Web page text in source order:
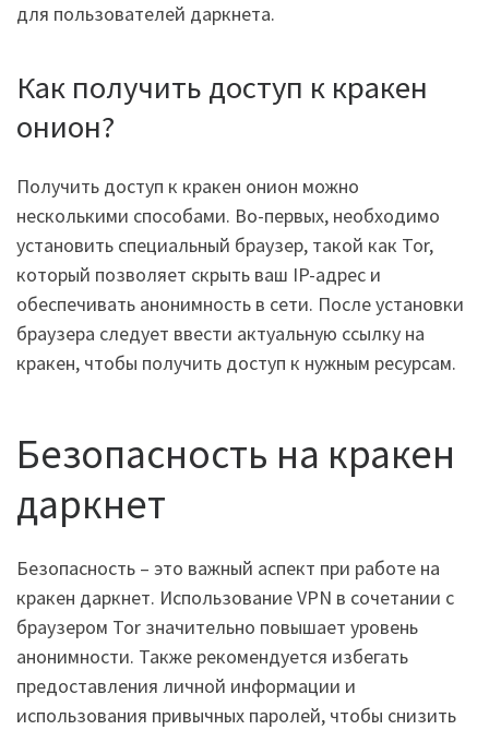
для пользователей даркнета.
Как получить доступ к кракен
онион?
Получить доступ к кракен онион можно
несколькими способами. Во-первых, необходимо
установить специальный браузер, такой как Tor,
который позволяет скрыть ваш IP-адрес и
обеспечивать анонимность в сети. После установки
браузера следует ввести актуальную ссылку на
кракен, чтобы получить доступ к нужным ресурсам.
Безопасность на кракен
даркнет
Безопасность – это важный аспект при работе на
кракен даркнет. Использование VPN в сочетании с
браузером Tor значительно повышает уровень
анонимности. Также рекомендуется избегать
предоставления личной информации и
использования привычных паролей, чтобы снизить